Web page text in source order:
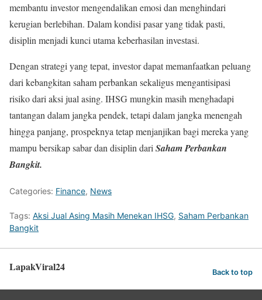
membantu investor mengendalikan emosi dan menghindari
kerugian berlebihan. Dalam kondisi pasar yang tidak pasti,
disiplin menjadi kunci utama keberhasilan investasi.
Dengan strategi yang tepat, investor dapat memanfaatkan peluang
dari kebangkitan saham perbankan sekaligus mengantisipasi
risiko dari aksi jual asing. IHSG mungkin masih menghadapi
tantangan dalam jangka pendek, tetapi dalam jangka menengah
hingga panjang, prospeknya tetap menjanjikan bagi mereka yang
mampu bersikap sabar dan disiplin dari Saham Perbankan
Bangkit.
Categories: Finance, News
Tags: Aksi Jual Asing Masih Menekan IHSG, Saham Perbankan
Bangkit
LapakViral24 Back to top